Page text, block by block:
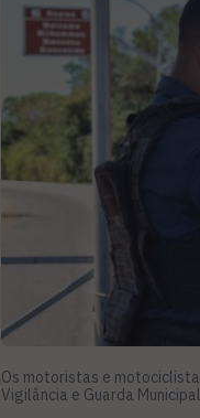
Os motoristas e
Vigilância e Guarda